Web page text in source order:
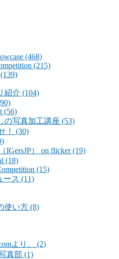
(468)
(215)
(139)
紹介 (104)
(56)
の写真加工講座 (53)
！ (30)
IGersJP） on flicker(19)
(18)
(15)
ース (11)
使い方 (8)
より。 (2)
真部 (1)